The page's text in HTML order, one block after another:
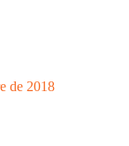
de 2018